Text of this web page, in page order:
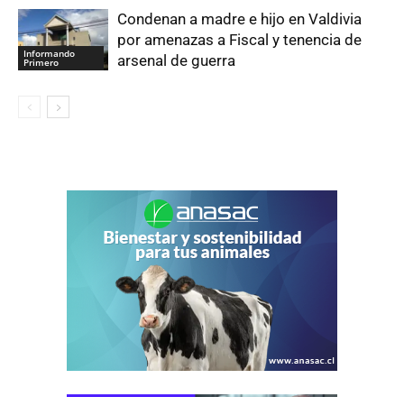
Informando
Primero
Condenan a madre e hijo en Valdivia
por amenazas a Fiscal y tenencia de
arsenal de guerra